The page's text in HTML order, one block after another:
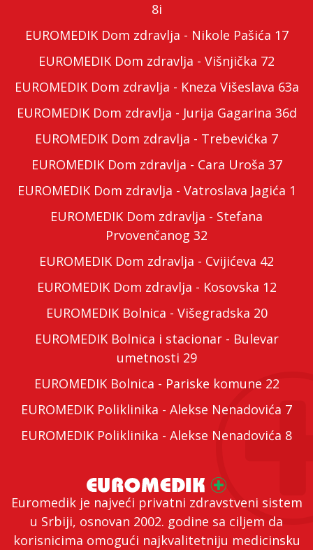
Euromedik je najveći privatni zdravstveni sistem
u Srbiji, osnovan 2002. godine sa ciljem da
korisnicima omogući najkvalitetniju medicinsku
8i
EUROMEDIK Dom zdravlja - Nikole Pašića 17
EUROMEDIK Dom zdravlja - Višnjička 72
EUROMEDIK Dom zdravlja - Kneza Višeslava 63a
EUROMEDIK Dom zdravlja - Jurija Gagarina 36d
EUROMEDIK Dom zdravlja - Trebevićka 7
EUROMEDIK Dom zdravlja - Cara Uroša 37
EUROMEDIK Dom zdravlja - Vatroslava Jagića 1
EUROMEDIK Dom zdravlja - Stefana
Prvovenčanog 32
EUROMEDIK Dom zdravlja - Cvijićeva 42
EUROMEDIK Dom zdravlja - Kosovska 12
EUROMEDIK Bolnica - Višegradska 20
EUROMEDIK Bolnica i stacionar - Bulevar
umetnosti 29
EUROMEDIK Bolnica - Pariske komune 22
EUROMEDIK Poliklinika - Alekse Nenadovića 7
EUROMEDIK Poliklinika - Alekse Nenadovića 8